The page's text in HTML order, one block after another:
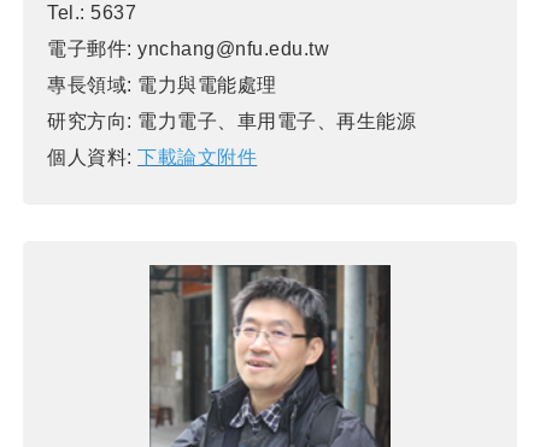
Tel.: 5637
電子郵件: ynchang@nfu.edu.tw
專長領域: 電力與電能處理
研究方向: 電力電子、車用電子、再生能源
個人資料: 下載論文附件